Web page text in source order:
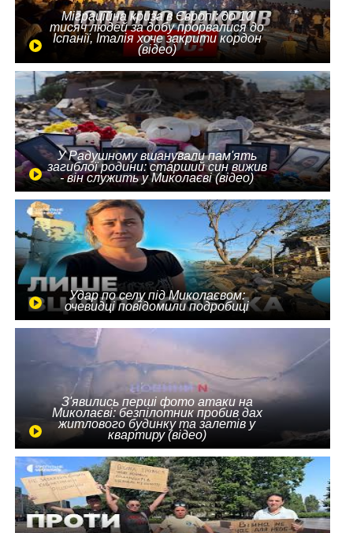
Міграційна криза в Європі: до 10
тисяч людей за добу прорвалися до
Іспанії, Італія хоче закрити кордон
(відео)
У Радушному вшанували пам'ять
загиблої родини: старший син вижив
- він служить у Миколаєві (відео)
Удар по селу під Миколаєвом:
очевидці повідомили подробиці
З'явились перші фото атаки на
Миколаєві: безпілотник пробив дах
житлового будинку та залетів у
квартиру (відео)